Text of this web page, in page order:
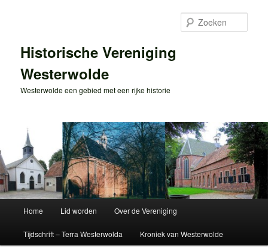
inhoudHistorische Vereniging
Westerwolde
Westerwolde een gebied met een rijke historie
Home Lid worden Over de Vereniging
Tijdschrift – Terra Westerwolda Kroniek van Westerwolde